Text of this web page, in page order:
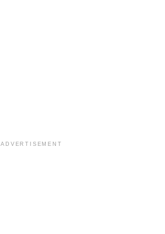
ADVERTISEMENT